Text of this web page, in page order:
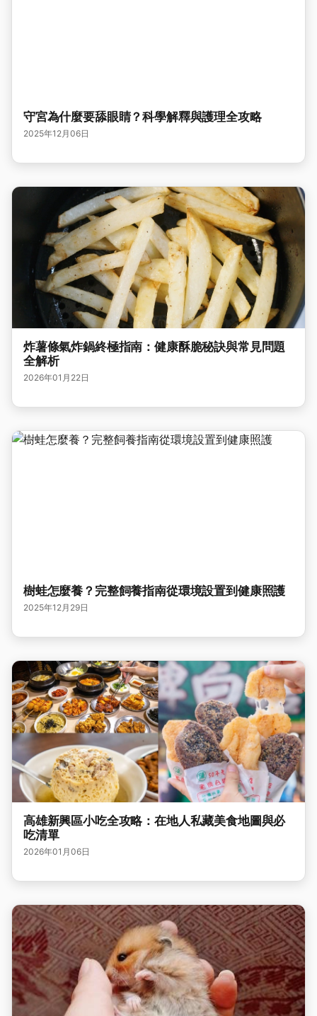
守宮為什麼要舔眼睛？科學解釋與護理全攻略
2025年12月06日
炸薯條氣炸鍋終極指南：健康酥脆秘訣與常見問題
全解析
2026年01月22日
樹蛙怎麼養？完整飼養指南從環境設置到健康照護
2025年12月29日
高雄新興區小吃全攻略：在地人私藏美食地圖與必
吃清單
2026年01月06日